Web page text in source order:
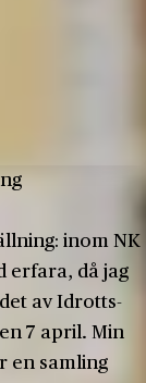
inom NK
erfara, då jag
av Idrotts-
7 april. Min
en samling